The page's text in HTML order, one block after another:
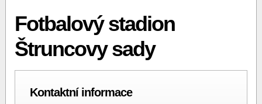
Fotbalový stadion
Štruncovy sady
Kontaktní informace